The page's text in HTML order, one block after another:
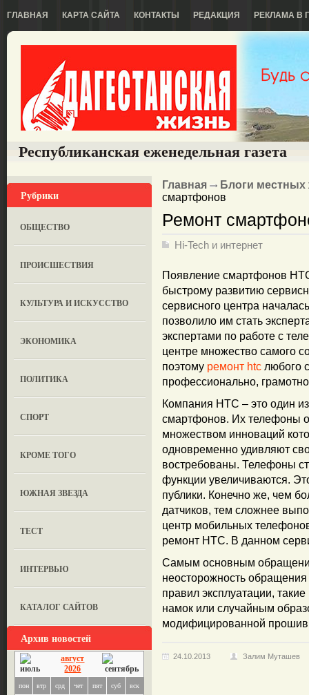
ГЛАВНАЯ КАРТА САЙТА КОНТАКТЫ РЕДАКЦИЯ РЕКЛАМА В
Республиканская еженедельная газета
Рубрики
ОБЩЕСТВО
ПРОИСШЕСТВИЯ
КУЛЬТУРА И ИСКУССТВО
ЭКОНОМИКА
ПОЛИТИКА
СПОРТ
КРОМЕ ТОГО
ЮЖНАЯ ЗВЕЗДА
ТЕСТ
ИНТЕРВЬЮ
КАТАЛОГ САЙТОВ
Архив новостей
август
2026
пон втр срд чет пят суб вск
Главная
Блоги местных
смартфонов
Ремонт
Hi-Tech и интернет
Появление смартфонов
быстрому развитию
сервисного центра
позволило им стать
экспертами по работе с
центре множество самого
поэтому ремонт htc любого
профессионально,
Компания HTC – это один
смартфонов. Их телефоны
множеством инноваций
одновременно удивляют
востребованы. Телефоны
функции увеличиваются.
публики. Конечно же, чем
датчиков, тем сложнее
центр мобильных
ремонт HTC. В данном
Самым основным
неосторожность
правил эксплуатации,
намок или случайным
модифицированной
24.10.2013 Залим Муташев